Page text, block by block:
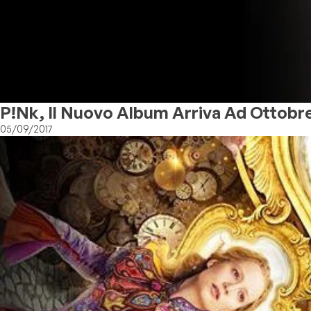
P!nk, Il Nuovo Album Arriva Ad
05/09/2017